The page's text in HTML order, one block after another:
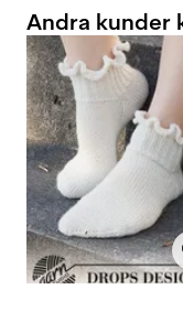
Andra kunder